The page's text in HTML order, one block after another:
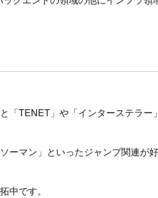
「TENET」や「インターステラー
ーマン」といったジャンプ関連が
中です。